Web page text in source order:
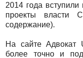
2014 года вступили
проекты власти
содержание).
На сайте
более точно и